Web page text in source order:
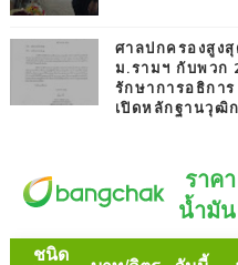
ศาลปกครองสูง
ม.รามฯ กับพวก
รักษาการอธิกา
เปิดหลักฐานวุฒิ